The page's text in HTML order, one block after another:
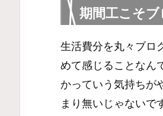
期間工こそ
生活費分を丸々ブロ
めて感じることなん
かっていう気持ちが
まり無いじゃないで